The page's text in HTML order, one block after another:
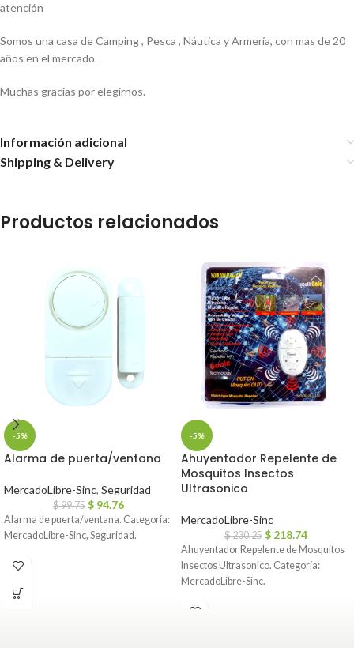
atención
Somos una casa de Camping , Pesca , Náutica y Armería, con mas de 20
años en el mercado.
Muchas gracias por elegirnos.
Información adicional
Shipping & Delivery
Productos relacionados
-5%
Alarma de puerta/ventana
MercadoLibre-Sinc, Seguridad
$99.75 $ 94.76
Alarma de puerta/ventana. Categoría:
MercadoLibre-Sinc, Seguridad.
-5%
Ahuyentador Repelente de
Mosquitos Insectos
Ultrasonico
MercadoLibre-Sinc
$230.25 $ 218.74
Ahuyentador Repelente de Mosquitos
Insectos Ultrasonico. Categoría:
MercadoLibre-Sinc.